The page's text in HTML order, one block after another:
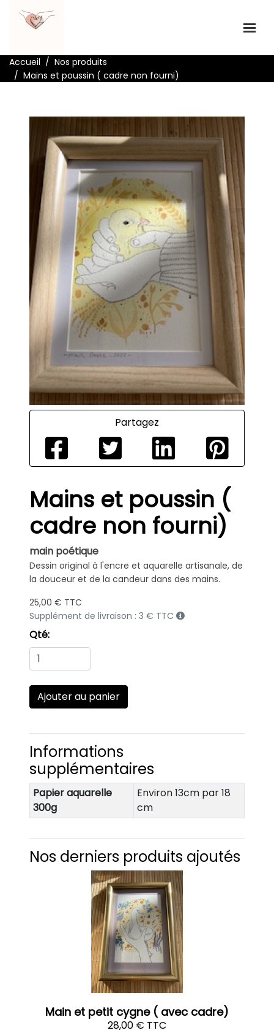
Accueil
Nos produits
Mains et poussin ( cadre non fourni)
Partagez
Mains et poussin (
cadre non fourni)
main poétique
Dessin original à l'encre et aquarelle artisanale, de
la douceur et de la candeur dans des mains.
25,00 € TTC
Supplément de livraison : 3 € TTC
Qté:
Informations
supplémentaires
Papier aquarelle
300g
Environ 13cm par 18
cm
Nos derniers produits ajoutés
Main et petit cygne ( avec cadre)
28,00 € TTC